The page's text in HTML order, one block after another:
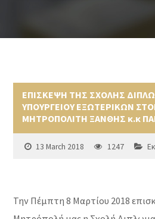
ΕΠΙΣΚΕΨΗ ΤΗΣ ΣΧΟΛΗΣ
ΥΠΟΥΡΓΕΙΟΥ ΕΞΩΤΕΡΙΚΩΝ
ΜΗΤΡΟΠΟΛΙΤΗ ΞΑΝΘΗΣ κ.κ
13 March 2018 1247
Την Πέμπτη 8 Μαρτίου 2018